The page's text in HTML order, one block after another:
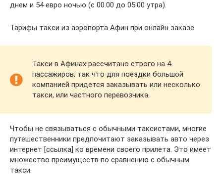
днем и 54 евро ночью (с 00.00 до 05.00 утра).
Тарифы такси из аэропорта Афин при онлайн заказе
Такси в Афинах рассчитано строго на 4
пассажиров, так что для поездки большой
компанией придется заказывать или несколько
такси, или частного перевозчика.
Чтобы не связываться с обычными таксистами, многие
путешественники предпочитают заказывать авто через
интернет [ссылка] ко времени своего прилета. Это имеет
множество преимуществ по сравнению с обычным
такси.